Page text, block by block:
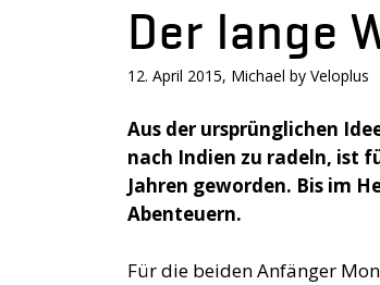
Der lange
12. April 2015, Michael by Veloplus
Aus der ursprünglichen
nach Indien zu radeln, ist
Jahren geworden. Bis im
Abenteuern.
Für die beiden Anfänger